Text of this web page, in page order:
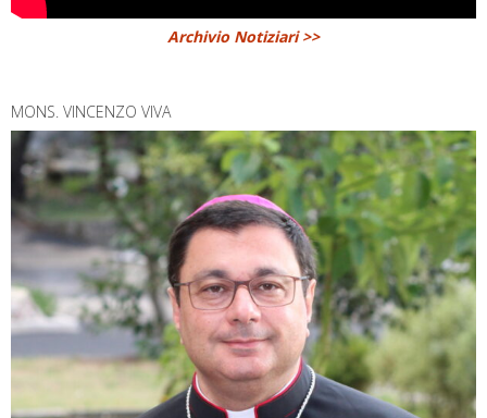
Archivio Notiziari >>
MONS. VINCENZO VIVA